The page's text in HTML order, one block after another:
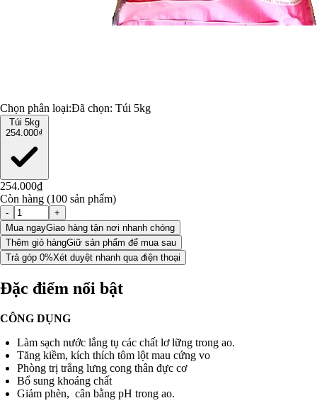
Chọn phân loại:Đã chọn: Túi 5kg
Túi 5kg
254.000₫
254.000₫
Còn hàng (100 sản phẩm)
-
+
Mua ngayGiao hàng tận nơi nhanh chóng
Thêm giỏ hàngGiữ sản phẩm để mua sau
Trả góp 0%Xét duyệt nhanh qua điện thoại
Đặc điểm nổi bật
CÔNG DỤNG
Làm sạch nước lắng tụ các chất lơ lững trong ao.
Tăng kiềm, kích thích tôm lột mau cứng vo
Phòng trị trắng lưng cong thân đực cơ
Bổ sung khoáng chất
Giảm phèn, cân bằng pH trong ao.